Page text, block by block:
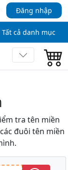
Đăng nhập
Tất cả danh mục
tra tên miền
đuôi tên miền